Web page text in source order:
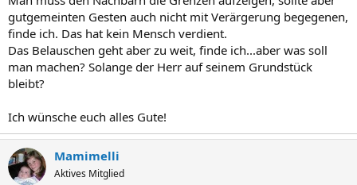
gutgemeinten Gesten auch nicht mit Verärgerung begegenen,
finde ich. Das hat kein Mensch verdient.
Das Belauschen geht aber zu weit, finde ich...aber was soll
man machen? Solange der Herr auf seinem Grundstück
bleibt?
Ich wünsche euch alles Gute!
Mamimelli
Aktives Mitglied